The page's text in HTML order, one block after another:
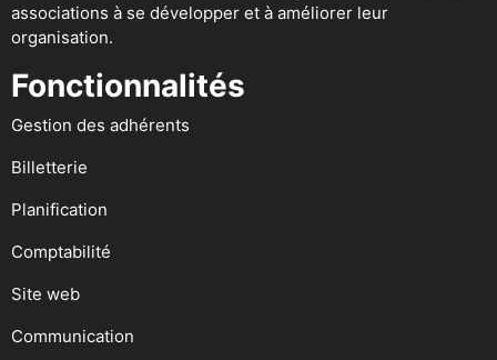
associations à se développer et à améliorer leur
organisation.
Fonctionnalités
Gestion des adhérents
Billetterie
Planification
Comptabilité
Site web
Communication